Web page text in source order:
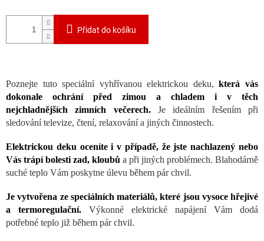
Přidat do košíku
Poznejte tuto speciální vyhřívanou elektrickou deku, která vás
dokonale ochrání před zimou a chladem i v těch
nejchladnějších zimních večerech.Je ideálním řešením při
sledování televize, čtení, relaxování a jiných činnostech.
Elektrickou deku oceníte i v případě, že jste nachlazený nebo
Vás trápí bolesti zad, kloubů a při jiných problémech. Blahodárně
suché teplo Vám poskytne úlevu během pár chvil.
Je vytvořena ze speciálních materiálů, které jsou vysoce hřejivé
a termoregulační.
Výkonné elektrické napájení Vám dodá
potřebné teplo již během pár chvil.